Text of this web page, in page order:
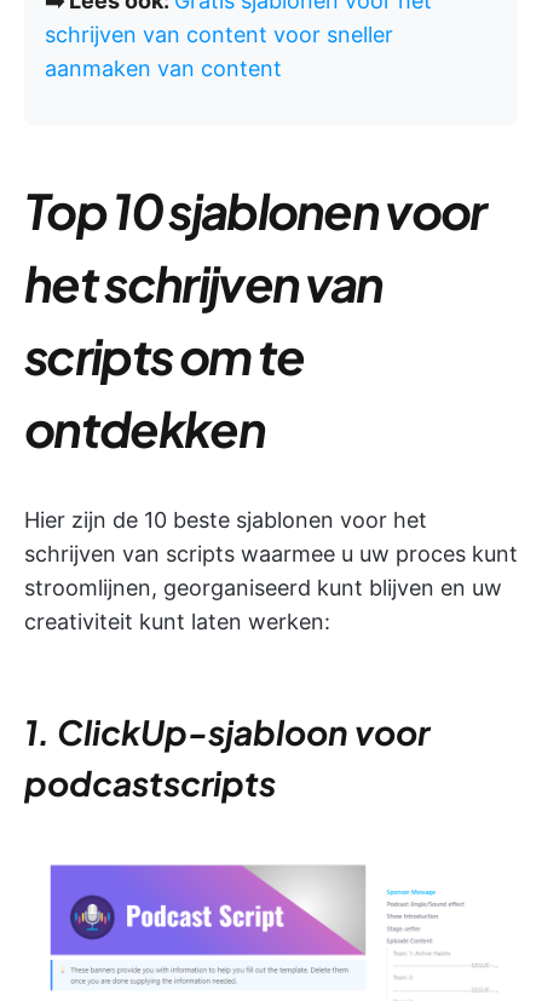
schrijven van content voor sneller
aanmaken van content
Top 10 sjablonen voor
het schrijven van
scripts om te
ontdekken
Hier zijn de 10 beste sjablonen voor het
schrijven van scripts waarmee u uw proces kunt
stroomlijnen, georganiseerd kunt blijven en uw
creativiteit kunt laten werken:
1. ClickUp-sjabloon voor
podcastscripts